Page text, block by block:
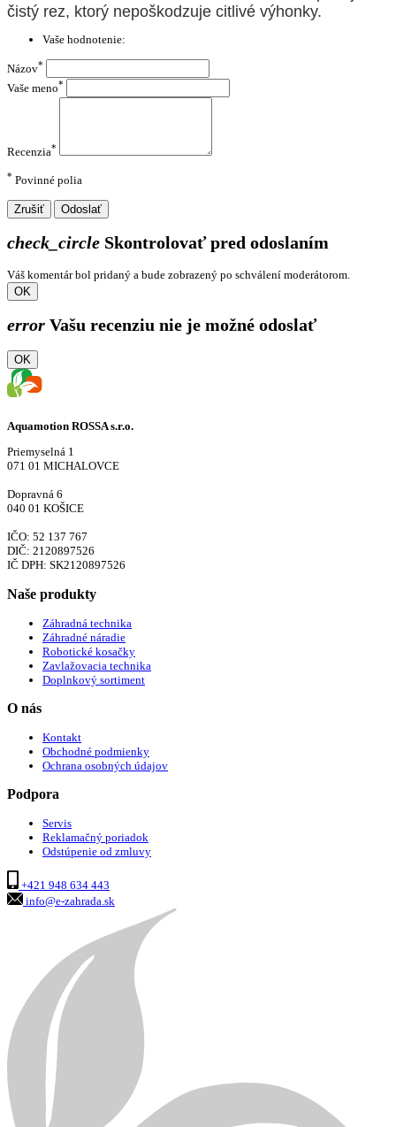
čistý rez, ktorý nepoškodzuje citlivé výhonky.
Vaše hodnotenie:
Názov*
Vaše meno*
Recenzia*
* Povinné polia
Zrušiť Odoslať
check_circle Skontrolovať pred odoslaním
Váš komentár bol pridaný a bude zobrazený po schválení moderátorom.
OK
error Vašu recenziu nie je možné odoslať
OK
Aquamotion ROSSA s.r.o.
Priemyselná 1
071 01 MICHALOVCE
Dopravná 6
040 01 KOŠICE
IČO: 52 137 767
DIČ: 2120897526
IČ DPH: SK2120897526
Naše produkty
Záhradná technika
Záhradné náradie
Robotické kosačky
Zavlažovacia technika
Doplnkový sortiment
O nás
Kontakt
Obchodné podmienky
Ochrana osobných údajov
Podpora
Servis
Reklamačný poriadok
Odstúpenie od zmluvy
+421 948 634 443
info@e-zahrada.sk